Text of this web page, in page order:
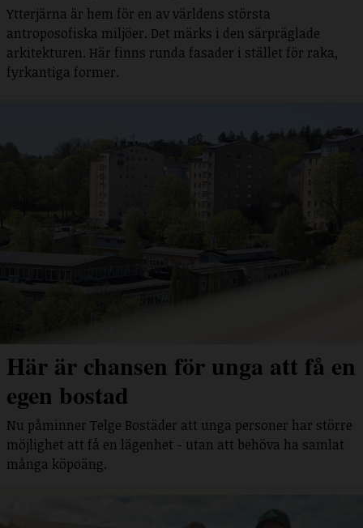
Ytterjärna är hem för en av världens största
antroposofiska miljöer. Det märks i den särpräglade
arkitekturen. Här finns runda fasader i stället för raka,
fyrkantiga former.
Här är chansen för unga att få en
egen bostad
Nu påminner Telge Bostäder att unga personer har större
möjlighet att få en lägenhet - utan att behöva ha samlat
många köpoäng.